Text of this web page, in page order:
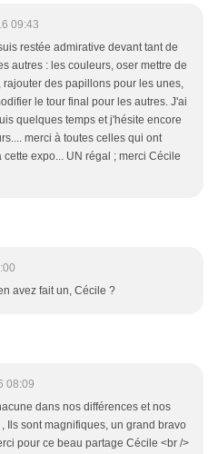
09:43
restée admirative devant tant de
autres : les couleurs, oser mettre de
rajouter des papillons pour les unes,
le tour final pour les autres. J'ai
quelques temps et j'hésite encore
merci à toutes celles qui ont
expo... UN régal ; merci Cécile
avez fait un, Cécile ?
08:09
dans nos différences et nos
Ils sont magnifiques, un grand bravo
pour ce beau partage Cécile <br />